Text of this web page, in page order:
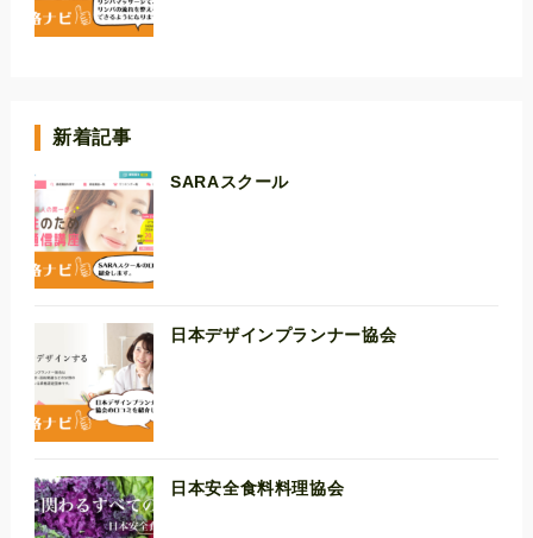
新着記事
SARAスクール
日本デザインプランナー協会
日本安全食料料理協会